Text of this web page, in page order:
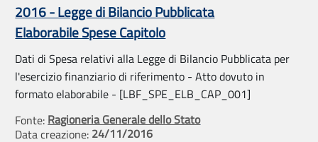
2016 - Legge di Bilancio Pubblicata
Elaborabile Spese Capitolo
Dati di Spesa relativi alla Legge di Bilancio Pubblicata per
l'esercizio finanziario di riferimento - Atto dovuto in
formato elaborabile - [LBF_SPE_ELB_CAP_001]
Fonte: Ragioneria Generale dello Stato
Data creazione: 24/11/2016